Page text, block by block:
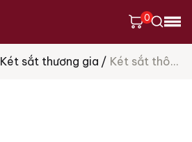
0
Két sắt thương gia Két sắt thông minh Liberty LB68 Pro